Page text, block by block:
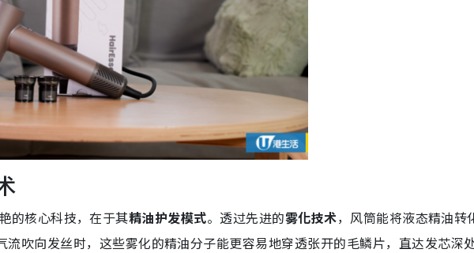
的核心科技，在于其精油护发模式。透过先进的雾化技术，风筒能将液态精油转
流吹向发丝时，这些雾化的精油分子能更容易地穿透张开的毛鳞片，直达发芯深